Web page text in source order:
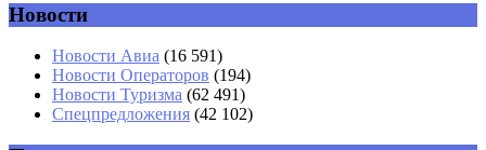
Имя *
Email*
Новости
Новости Авиа (16 591)
Новости Операторов (194)
Новости Туризма (62 491)
Спецпредложения (42 102)